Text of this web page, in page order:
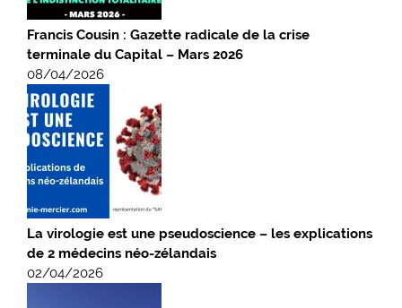
Francis Cousin : Gazette radicale de la crise
terminale du Capital – Mars 2026
08/04/2026
La virologie est une pseudoscience – les explications
de 2 médecins néo-zélandais
02/04/2026